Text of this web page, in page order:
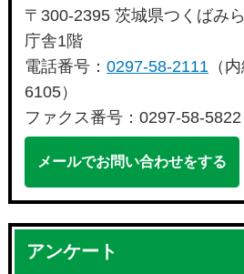
〒300-2395 茨城県つくばみ
庁舎1階
電話番号：0297-58-2111 （
6105）
ファクス番号：0297-58-5822
メールでお問い合わせをする
アンケート